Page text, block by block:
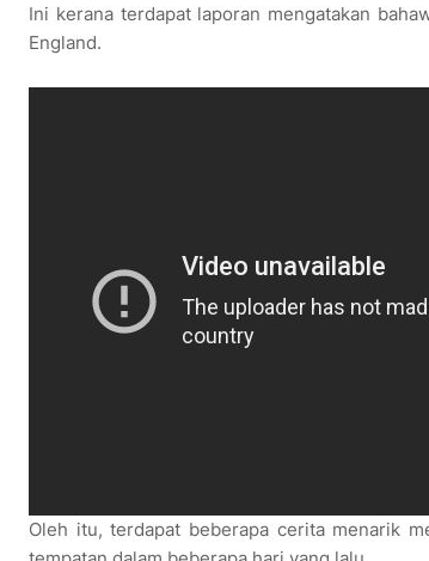
Ini kerana terdapat laporan mengatakan
England.
Oleh itu, terdapat beberapa cerita menarik